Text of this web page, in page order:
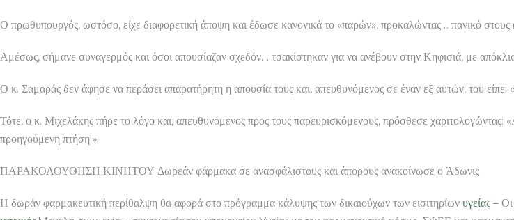
Ο πρωθυπουργός, ωστόσο, είχε διαφορετική άποψη και έδωσε κανονικά το «παρών», προκαλώντας… πανικό στους
Αμέσως, σήμανε συναγερμός και όσοι απουσίαζαν σχεδόν… τσακίστηκαν για να ανέβουν στην Κηφισιά, με
Ο κ. Σαμαράς δεν άφησε να περάσει απαρατήρητη η απουσία τους και, απευθυνόμενος σε έναν εξ αυτών, του
Τότε, ο κ. Μιχελάκης πήρε το λόγο και, απευθυνόμενος προς τους παρευρισκόμενους, πρόσθεσε χαριτολογώντας:
προηγούμενη πτήση!».
ΠΑΡΑΚΟΛΟΥΘΗΣΗ ΚΙΝΗΤΟΥ Δωρεάν φάρμακα σε ανασφάλιστους και άπορους ανακοίνωσε ο Άδωνις
Η δωράν φαρμακευτική περίθαλψη θα αφορά στο πρόγραμμα κάλυψης των δικαιούχων των εισιτηρίων υγείας –